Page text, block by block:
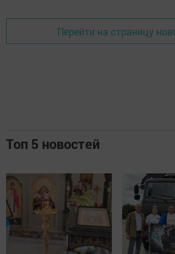
Перейти на страницу
Топ 5 новостей